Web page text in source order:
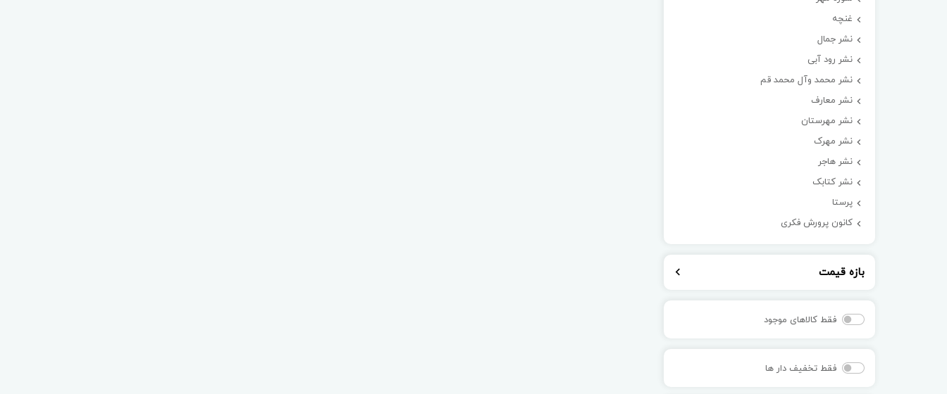
غنچه
نشر جمال
نشر رود آبی
نشر محمد وآل محمد قم
نشر معارف
نشر مهرستان
نشر مهرک
نشر هاجر
نشر کتابک
پرستا
کانون پرورش فکری
بازه قیمت
فقط کالاهای موجود
فقط تخفیف دار ها